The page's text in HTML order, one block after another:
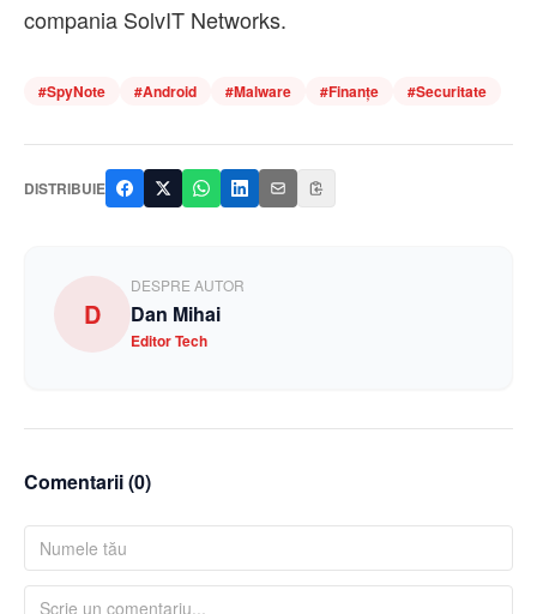
compania SolvIT Networks.
#SpyNote #Android #Malware #Finanțe #Securitate
DISTRIBUIE
D
DESPRE AUTOR
Dan Mihai
Editor Tech
Comentarii (0)